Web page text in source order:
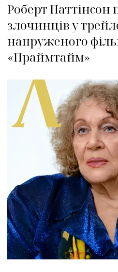
Роберт Паттінсон
злочинців у
напруженого
«Праймтайм»